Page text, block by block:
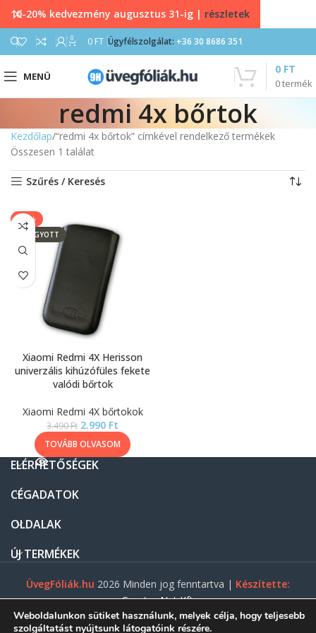
0 0 FT Ügyfélszolgálat: +36 30 8686 351
MENÜ
0termék
0 FT
redmi 4x bőrtok
Kezdőlap “redmi 4x bőrtok” címkével rendelkező termékek
Összesen 1 találat
Szűrés / Keresés
-14%
ELFOGYOTT
Xiaomi Redmi 4X Herisson
univerzális kihúzófüles fekete
valódi bőrtok
Xiaomi Redmi 4X bőrtokok
3.490Ft 2.990 Ft
TOVÁBB OLVASOM
ELÉRHETŐSÉGEK
CÉGADATOK
OLDALAK
ÚJ TERMÉKEK
ÜvegFóliák.hu 2026 Minden jog fenntartva | Készítette:
Gasztro Net Kft.
10-20% kedvezmény augusztus 31-ig | részletek
Weboldalunkon sütiket használunk, melyek célja, hogy teljesebb
szolgáltatást nyújtsunk látogatóink részére.